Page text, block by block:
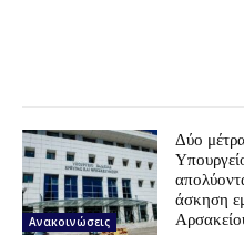
Ανακοινώσεις
Δύο
άσκηση